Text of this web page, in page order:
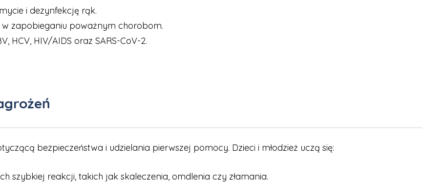
i dezynfekcję rąk.
zapobieganiu poważnym chorobom.
HCV, HIV/AIDS oraz SARS-CoV-2.
bezpieczeństwa i udzielania pierwszej pomocy. Dzieci i młodzież uczą się:
szybkiej reakcji, takich jak skaleczenia, omdlenia czy złamania.